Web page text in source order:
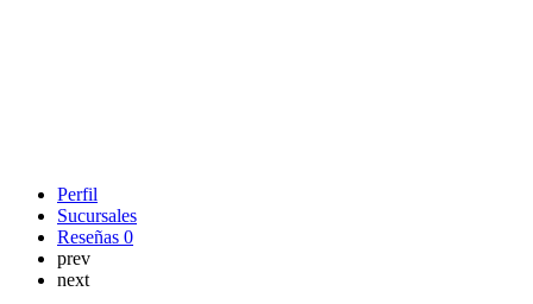
Perfil
Sucursales
Reseñas 0
prev
next